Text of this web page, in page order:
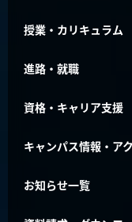
授業・カリキュラム
進路・就職
資格・キャリア支援
キャンパス情報・ア
お知らせ一覧